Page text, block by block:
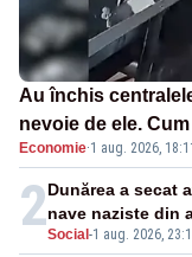
Au închis
nevoie de ele.
energetică
Economie·1 aug. 2026, 18:11
2Social -1 aug. 2026,
Dunărea a secat
nave naziste din